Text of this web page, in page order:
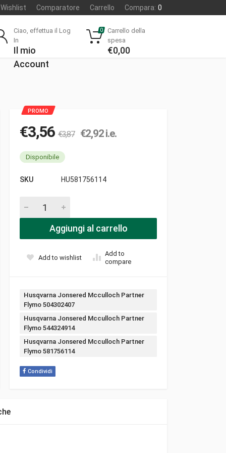
Wishlist Comparatore Carrello Compara: 0
Ciao, effettua il Log
In
Il mio
Account
0
Carrello della
spesa
€0,00
€3,56 €3,87 €2,92i.e.
Disponibile
SKU HU581756114
Aggiungi al carrello
Add to wishlist
Add to
compare
Tags:
Husqvarna Jonsered Mcculloch Partner
Flymo 504302407
Husqvarna Jonsered Mcculloch Partner
Flymo 544324914
Husqvarna Jonsered Mcculloch Partner
Flymo 581756114
Condividi